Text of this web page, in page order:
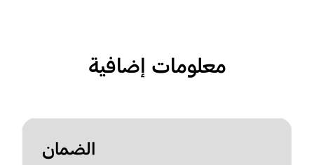
معلومات إضافية
الضمان